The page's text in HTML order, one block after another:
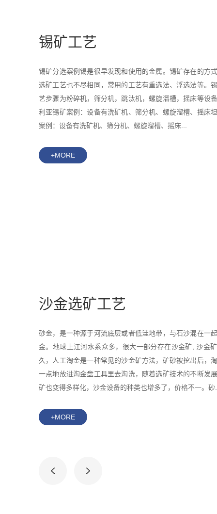
锡矿工艺
锡矿分选案例锡是很早发现和使用的金属。锡矿存在的方
选矿工艺也不尽相同，常用的工艺有重选法、浮选法等。
艺步骤为粉碎机，筛分机，跳汰机，螺旋溜槽，摇床等设
利亚锡矿案例：设备有洗矿机、筛分机、螺旋溜槽、摇床
案例：设备有洗矿机、筛分机、螺旋溜槽、摇床...
+MORE
沙金选矿工艺
砂金，是一种源于河流底层或者低洼地带，与石沙混在一
金。地球上江河水系众多，很大一部分存在沙金矿, 沙金
久，人工淘金是一种常见的沙金矿方法，矿砂被挖出后，
一点地放进淘金盘工具里去淘洗，随着选矿技术的不断发
矿也变得多样化，沙金设备的种类也增多了，价格不一。砂
+MORE